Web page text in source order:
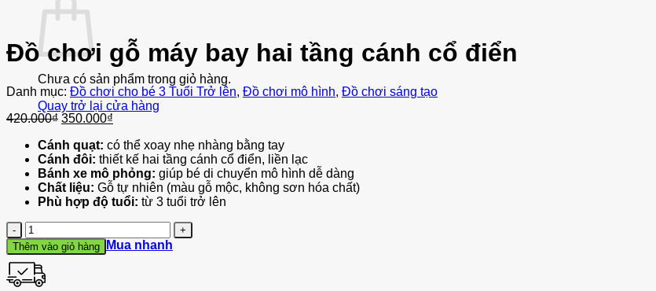
Chưa có sản phẩm trong giỏ hàng.
Quay trở lại cửa hàng
Đồ chơi gỗ máy bay hai tầng cánh cổ điển
Danh mục: Đồ chơi cho bé 3 Tuổi Trở lên, Đồ chơi mô hình, Đồ chơi sáng tạo
420.000₫ Giá
là:
420.000₫.
350.000₫
tại
là:
350.000₫.
Cánh quạt: có thể xoay nhẹ nhàng bằng tay
Cánh đôi: thiết kế hai tầng cánh cổ điển, liền lạc
Bánh xe mô phỏng: giúp bé di chuyển mô hình dễ dàng
Chất liệu: Gỗ tự nhiên (màu gỗ mộc, không sơn hóa chất)
Phù hợp độ tuổi: từ 3 tuổi trở lên
Số
lượng
Thêm vào giỏ hàng Mua nhanh